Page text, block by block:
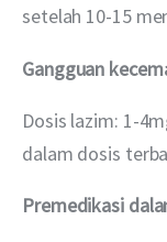
setelah 10-15
Gangguan
Dosis lazim: 1-
dalam dosis
Premedikasi